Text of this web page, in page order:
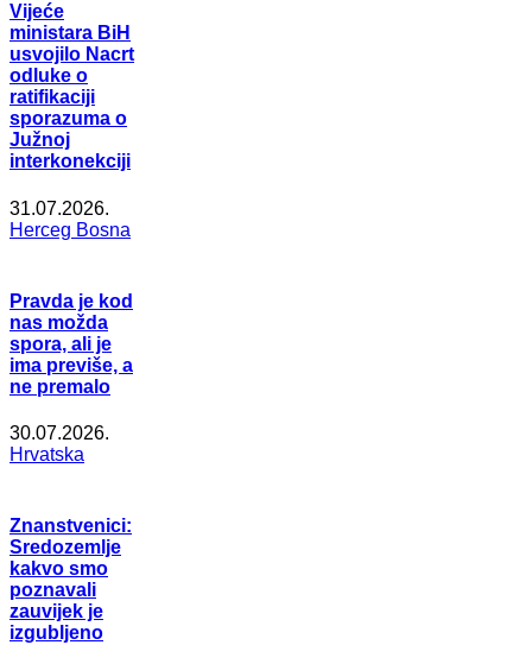
Vijeće
ministara BiH
usvojilo Nacrt
odluke o
ratifikaciji
sporazuma o
Južnoj
interkonekciji
31.07.2026.
Herceg Bosna
Pravda je kod
nas možda
spora, ali je
ima previše, a
ne premalo
30.07.2026.
Hrvatska
Znanstvenici:
Sredozemlje
kakvo smo
poznavali
zauvijek je
izgubljeno